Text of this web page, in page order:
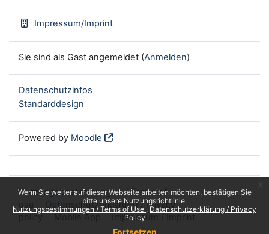
Wenn Sie weiter auf dieser Webseite arbeiten möchten, bestätigen Sie
bitte unsere Nutzungsrichtlinie:
Nutzungsbestimmungen / Terms of Use
Datenschutzerklärung / Privacy
Policy
Fortsetzen
Impressum/Imprint
Sie sind als Gast angemeldet (Anmelden)
Datenschutzinfos
Standarddesign
Powered by Moodle
Nutzungsbestimmungen / Terms of
use
Datenschutzerklärung / Privacy
policy
Mobile App Impressum / Imprint